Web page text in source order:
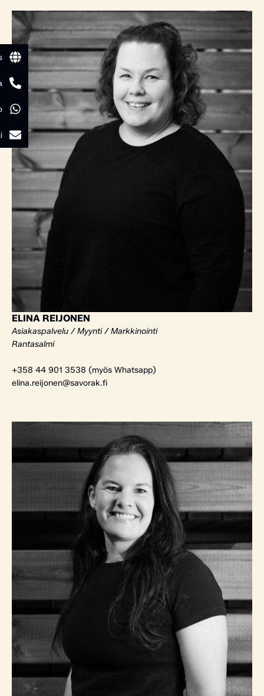
ELINA REIJONEN
Asiakaspalvelu / Myynti / Markkinointi
Rantasalmi
+358 44 901 3538 (myös Whatsapp)
elina.reijonen@savorak.fi